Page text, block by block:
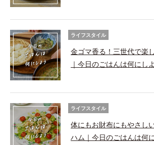
ライフスタイル
金ゴマ香る！三世代で楽
｜今日のごはんは何にし
ライフスタイル
体にもお財布にもやさし
ハム｜今日のごはんは何